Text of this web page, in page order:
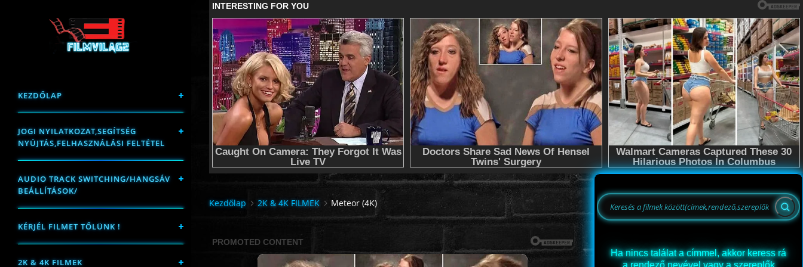
KEZDŐLAP
JOGI NYILATKOZAT,SEGÍTSÉG
NYÚJTÁS,FELHASZNÁLÁSI FELTÉTEL
AUDIO TRACK SWITCHING/HANGSÁV
BEÁLLÍTÁSOK/
KÉRJÉL FILMET TŐLÜNK !
2K & 4K FILMEK
Kezdőlap 2K & 4K FILMEK Meteor (4K)
Ha nincs találat a címmel, akkor keress rá
a rendező nevével vagy a szereplők